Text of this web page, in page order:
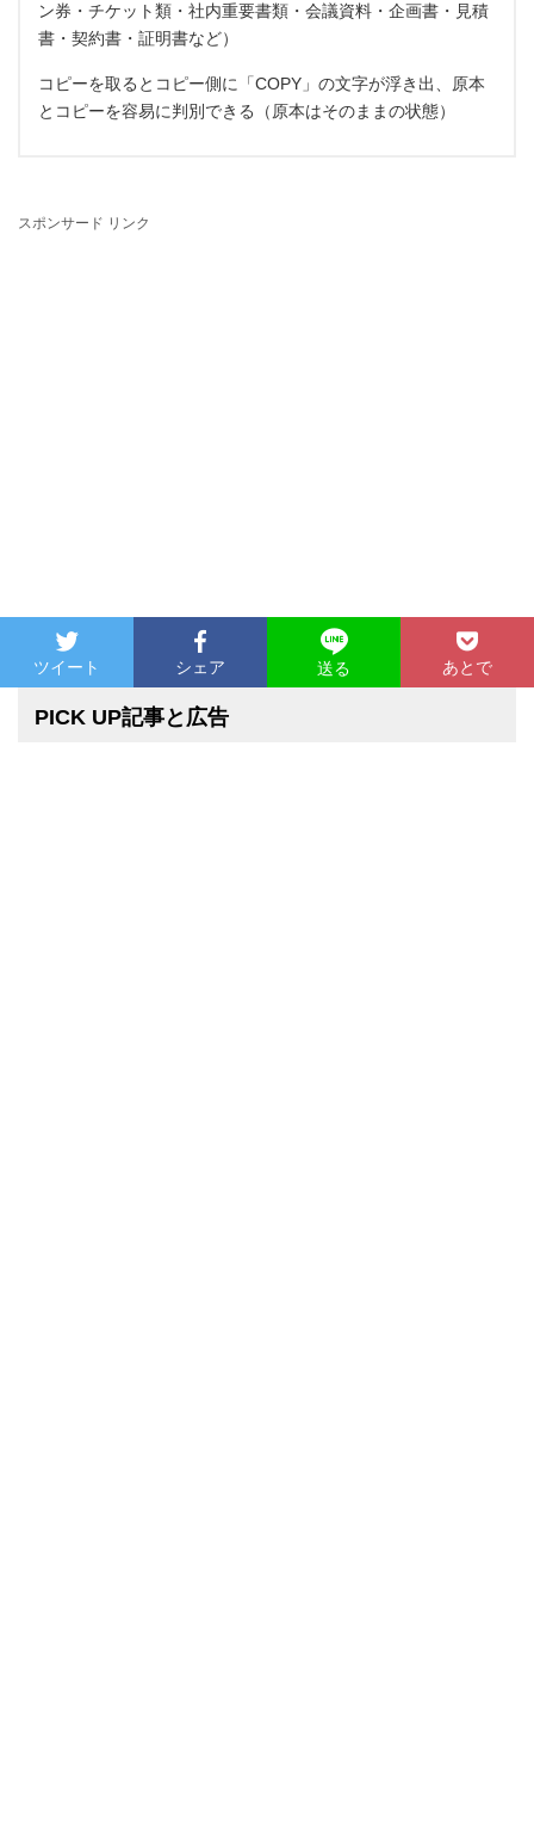
ン券・チケット類・社内重要書類・会議資料・企画書・見積
書・契約書・証明書など）
コピーを取るとコピー側に「COPY」の文字が浮き出、原本
とコピーを容易に判別できる（原本はそのままの状態）
スポンサード リンク
ツイート シェア 送る あとで
PICK UP記事と広告